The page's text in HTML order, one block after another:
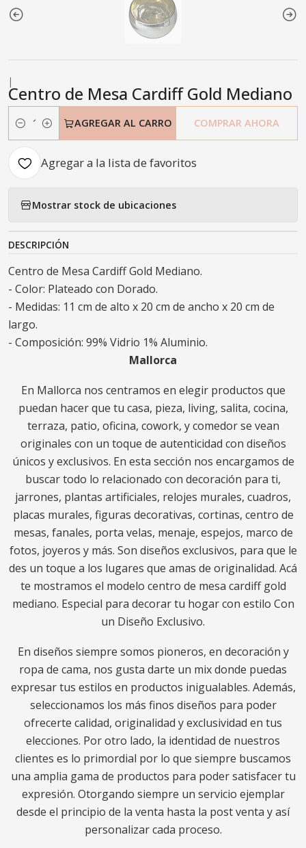
|
Centro de Mesa Cardiff Gold Mediano
Cantidad
AGREGAR AL CARRO COMPRAR AHORA
Agregar a la lista de favoritos
Mostrar stock de ubicaciones
DESCRIPCIÓN
Centro de Mesa Cardiff Gold Mediano.
- Color: Plateado con Dorado.
- Medidas: 11 cm de alto x 20 cm de ancho x 20 cm de
largo.
- Composición: 99% Vidrio 1% Aluminio.
Mallorca
En Mallorca nos centramos en elegir productos que
puedan hacer que tu casa, pieza, living, salita, cocina,
terraza, patio, oficina, cowork, y comedor se vean
originales con un toque de autenticidad con diseños
únicos y exclusivos. En esta sección nos encargamos de
buscar todo lo relacionado con decoración para ti,
jarrones, plantas artificiales, relojes murales, cuadros,
placas murales, figuras decorativas, cortinas, centro de
mesas, fanales, porta velas, menaje, espejos, marco de
fotos, joyeros y más. Son diseños exclusivos, para que le
des un toque a los lugares que amas de originalidad. Acá
te mostramos el modelo centro de mesa cardiff gold
mediano. Especial para decorar tu hogar con estilo Con
un Diseño Exclusivo.
En diseños siempre somos pioneros, en decoración y
ropa de cama, nos gusta darte un mix donde puedas
expresar tus estilos en productos inigualables. Además,
seleccionamos los más finos diseños para poder
ofrecerte calidad, originalidad y exclusividad en tus
elecciones. Por otro lado, la identidad de nuestros
clientes es lo primordial por lo que siempre buscamos
una amplia gama de productos para poder satisfacer tu
expresión. Otorgando siempre un servicio ejemplar
desde el principio de la venta hasta la post venta y así
personalizar cada proceso.